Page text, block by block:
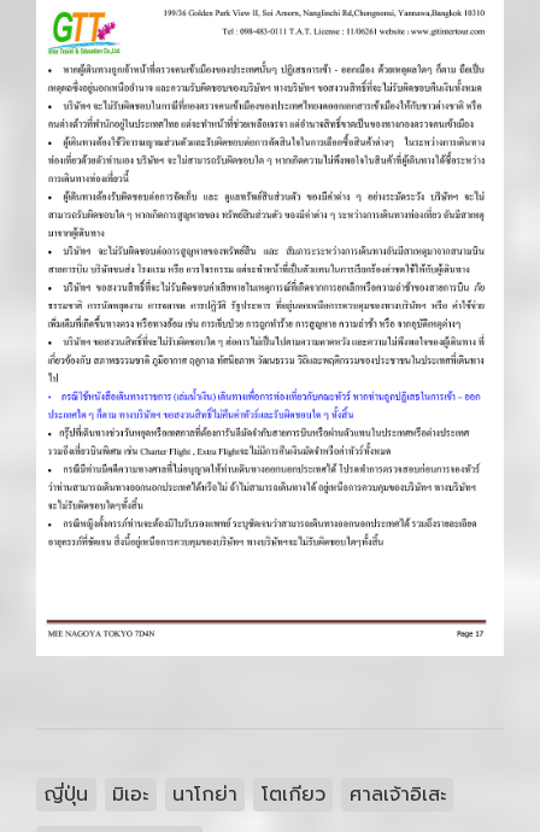
ญี่ปุ่น มิเอะ นาโกย่า โตเกียว
ศาลเจ้าอิเสะ